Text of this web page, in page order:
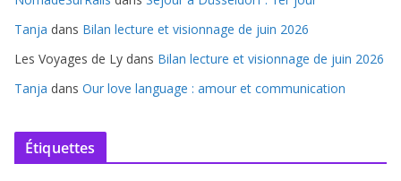
Tanja dans Bilan lecture et visionnage de juin 2026
Les Voyages de Ly dans Bilan lecture et visionnage de juin 2026
Tanja dans Our love language : amour et communication
Étiquettes